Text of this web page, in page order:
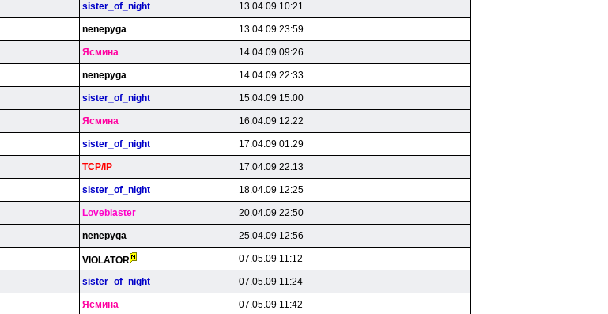
sister_of_night 13.04.09 10:21
nenepyga 13.04.09 23:59
Яcминa 14.04.09 09:26
nenepyga 14.04.09 22:33
sister_of_night 15.04.09 15:00
Яcминa 16.04.09 12:22
sister_of_night 17.04.09 01:29
TCP/lP 17.04.09 22:13
sister_of_night 18.04.09 12:25
Loveblaster 20.04.09 22:50
nenepyga 25.04.09 12:56
VlOLATOR 07.05.09 11:12
sister_of_night 07.05.09 11:24
Яcминa 07.05.09 11:42